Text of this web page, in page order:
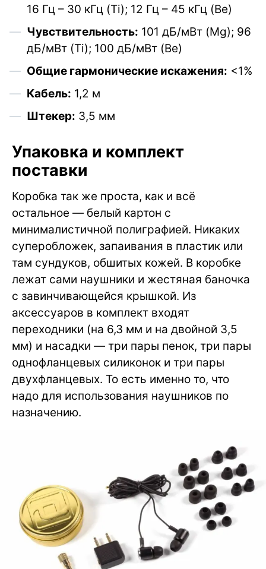
16 Гц – 30 кГц (Ti); 12 Гц – 45 кГц (Be)
Чувствительность: 101 дБ/мВт (Mg); 96
дБ/мВт (Ti); 100 дБ/мВт (Be)
Общие гармонические искажения: <1%
Кабель: 1,2 м
Штекер: 3,5 мм
Упаковка и комплект
поставки
Коробка так же проста, как и всё
остальное — белый картон с
минималистичной полиграфией. Никаких
суперобложек, запаивания в пластик или
там сундуков, обшитых кожей. В коробке
лежат сами наушники и жестяная баночка
с завинчивающейся крышкой. Из
аксессуаров в комплект входят
переходники (на 6,3 мм и на двойной 3,5
мм) и насадки — три пары пенок, три пары
однофланцевых силиконок и три пары
двухфланцевых. То есть именно то, что
надо для использования наушников по
назначению.